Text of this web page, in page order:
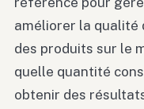
améliorer la qualité
des produits sur le
quelle quantité
obtenir des